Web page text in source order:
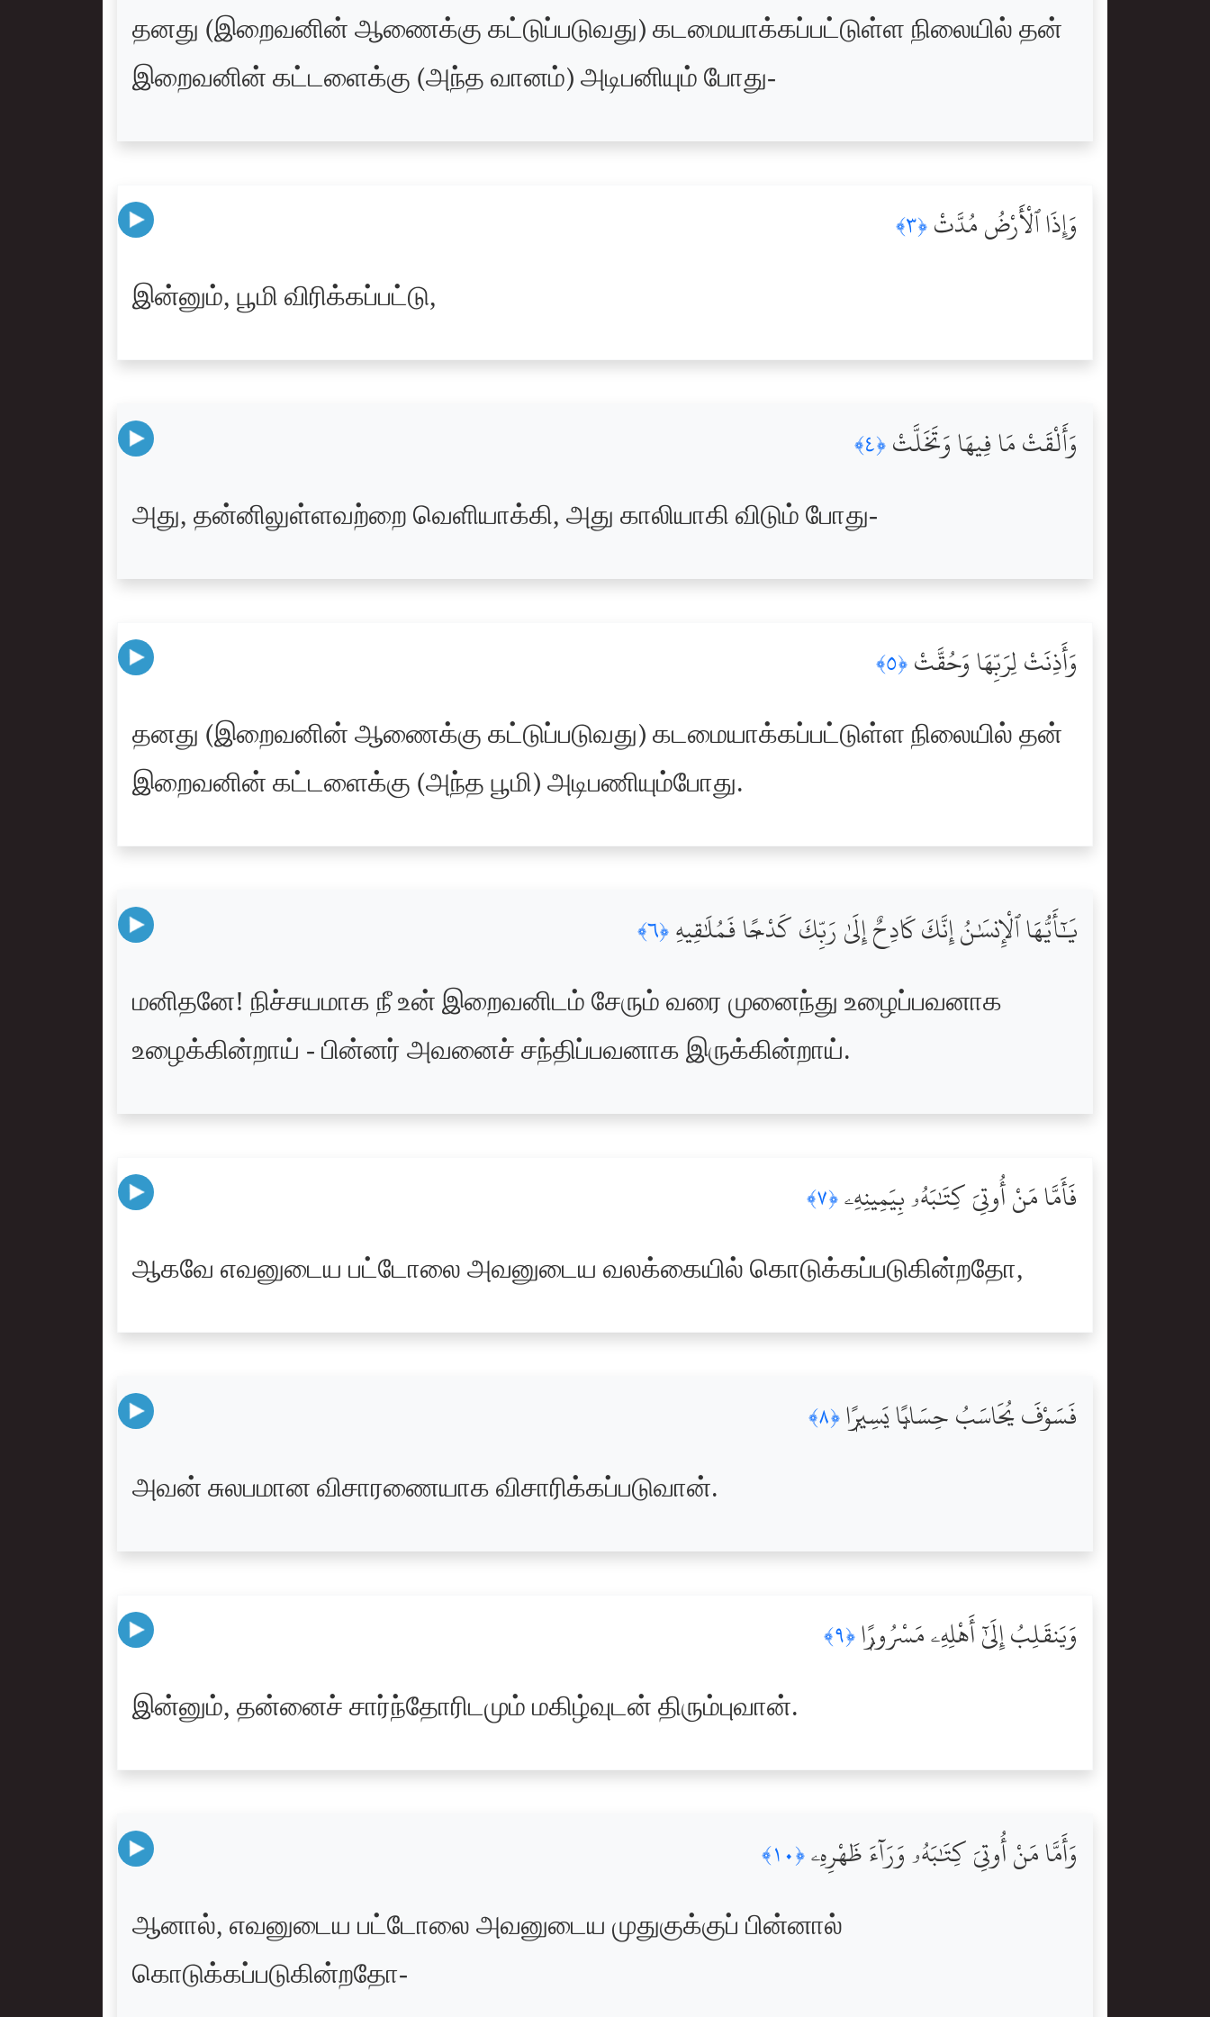
தனது (இறைவனின் ஆணைக்கு கட்டுப்படுவது) கடமையாக்கப்பட்டுள்ள நிலையில் தன்
இறைவனின் கட்டளைக்கு (அந்த வானம்) அடிபனியும் போது-
وَإِذَا ٱلْأَرْضُ مُدَّتْ ﴿٣﴾
இன்னும், பூமி விரிக்கப்பட்டு,
وَأَلْقَتْ مَا فِيهَا وَتَخَلَّتْ ﴿٤﴾
அது, தன்னிலுள்ளவற்றை வெளியாக்கி, அது காலியாகி விடும் போது-
وَأَذِنَتْ لِرَبِّهَا وَحُقَّتْ ﴿٥﴾
தனது (இறைவனின் ஆணைக்கு கட்டுப்படுவது) கடமையாக்கப்பட்டுள்ள நிலையில் தன்
இறைவனின் கட்டளைக்கு (அந்த பூமி) அடிபணியும்போது.
يَٰٓأَيُّهَا ٱلْإِنسَٰنُ إِنَّكَ كَادِحٌ إِلَىٰ رَبِّكَ كَدْحًۭا فَمُلَٰقِيهِ ﴿٦﴾
மனிதனே! நிச்சயமாக நீ உன் இறைவனிடம் சேரும் வரை முனைந்து உழைப்பவனாக
உழைக்கின்றாய் - பின்னர் அவனைச் சந்திப்பவனாக இருக்கின்றாய்.
فَأَمَّا مَنْ أُوتِىَ كِتَٰبَهُۥ بِيَمِينِهِۦ ﴿٧﴾
ஆகவே எவனுடைய பட்டோலை அவனுடைய வலக்கையில் கொடுக்கப்படுகின்றதோ,
فَسَوْفَ يُحَاسَبُ حِسَابًۭا يَسِيرًۭا ﴿٨﴾
அவன் சுலபமான விசாரணையாக விசாரிக்கப்படுவான்.
وَيَنقَلِبُ إِلَىٰٓ أَهْلِهِۦ مَسْرُورًۭا ﴿٩﴾
இன்னும், தன்னைச் சார்ந்தோரிடமும் மகிழ்வுடன் திரும்புவான்.
وَأَمَّا مَنْ أُوتِىَ كِتَٰبَهُۥ وَرَآءَ ظَهْرِهِۦ ﴿١٠﴾
ஆனால், எவனுடைய பட்டோலை அவனுடைய முதுகுக்குப் பின்னால்
கொடுக்கப்படுகின்றதோ-